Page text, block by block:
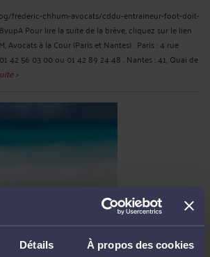
Détails À propos des cookies
frederic-chhum-avocats/cddu-entraineur-foot-doit-
Pour lire la suite de la brève, cliquez sur le lien
Avocats à la Cour (Paris et Nantes) . Paris : 4 rue
42 56 03 00 ou 01 42 89 24 48 . Nantes : 41, Quai de
>
À LA DÉCONNEXION : COMMENT LE